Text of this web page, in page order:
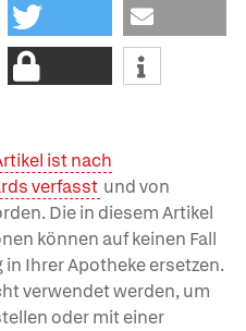
ist nach
verfasst und von
Die in diesem Artikel
können auf keinen Fall
Ihrer Apotheke ersetzen.
verwendet werden, um
oder mit einer